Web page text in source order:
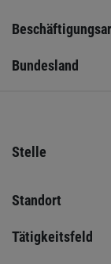
Bundesland
Stelle
Standort
Tätigkeitsfeld